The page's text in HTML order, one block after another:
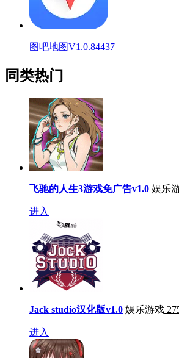
图吧地图V1.0.84437
同类热门
飞驰的人生3游戏免广告v1.0 娱乐
进入
Jack studio汉化版v1.0 娱乐游戏
进入